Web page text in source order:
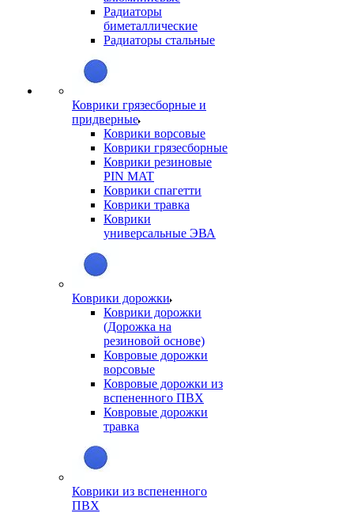
Радиаторы
биметаллические
Радиаторы стальные
Коврики грязесборные и
придверные
Коврики ворсовые
Коврики грязесборные
Коврики резиновые
PIN MAT
Коврики спагетти
Коврики травка
Коврики
универсальные ЭВА
Коврики дорожки
Коврики дорожки
(Дорожка на
резиновой основе)
Ковровые дорожки
ворсовые
Ковровые дорожки из
вспененного ПВХ
Ковровые дорожки
травка
Коврики из вспененного
ПВХ